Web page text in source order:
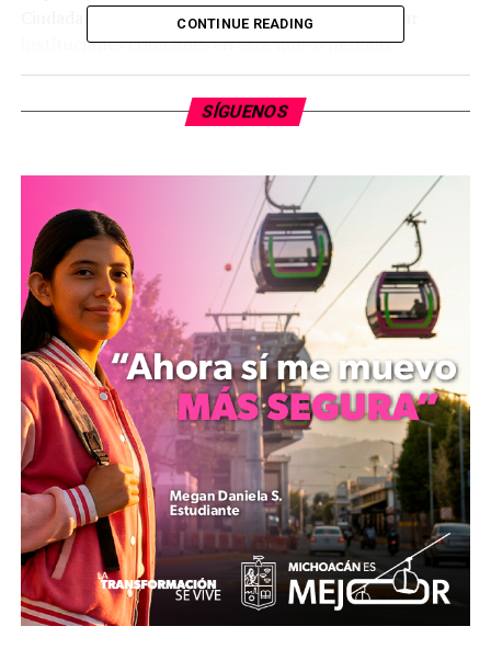
Ciudadano, llamó a superar divisiones y consolidar
instituciones confiables en este nuevo periodo.
Adriana Campos Huirache, del PRI, reafirmó el
compromiso de su grupo con el respeto a las
asegurando que sus acciones estarán fundamentadas en
la legalidad. Conrado Paz Torres, del PRD, enfatizó la
importancia de legislar con sensibilidad social y un
enfoque de servicio.
Marco Polo Aguirre Chávez, de la Representación
Parlamentaria, abogó por el diálogo plural y la
construcción colectiva, mientras que Antonio Salas
Valencia, del PAN, subrayó la necesidad de reconocer
diferencias y escuchar a la oposición sin obstaculizar el
avance del gobierno. Reyes Galindo Pedraza, del Partido
del Trabajo, reiteró su compromiso contra la
corrupción, señalando que esta no solo afecta recursos,
sino también el futuro y la dignidad de la ciudadanía.
Sandra Arreola Ruíz, del PVEM, expresó su orgullo por
los logros del primer año, destacando que esta
legislatura se posiciona como una de las más
CONTINUE READING
SÍGUENOS